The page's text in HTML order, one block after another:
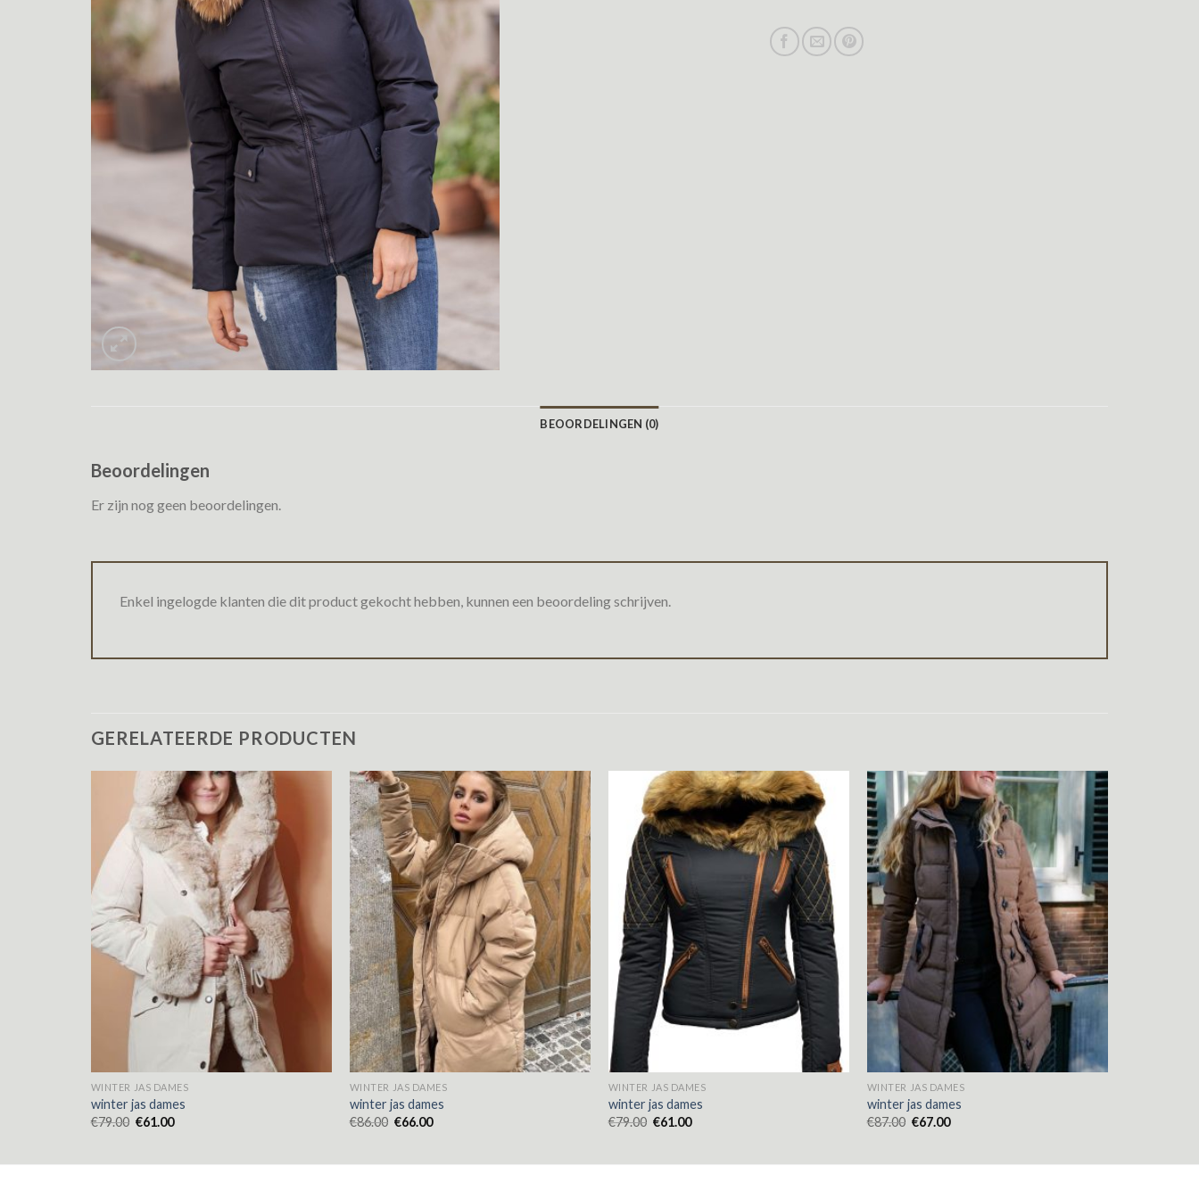
BEOORDELINGEN (0)
Beoordelingen
Er zijn nog geen beoordelingen.
Enkel ingelogde klanten die dit product gekocht hebben, kunnen een beoordeling schrijven.
GERELATEERDE PRODUCTEN
WINTER JAS DAMES
winter jas dames
€79.00 €61.00
WINTER JAS DAMES
winter jas dames
€86.00 €66.00
WINTER JAS DAMES
winter jas dames
€79.00 €61.00
WINTER JAS DAMES
winter jas dames
€87.00 €67.00